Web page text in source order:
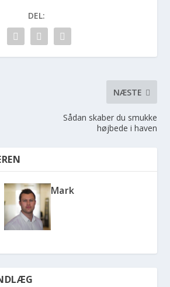
DEL:
NÆSTE
Sådan skaber du smukke
højbede i haven
Mark